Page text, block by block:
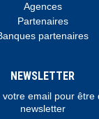
Agences
Partenaires
partenaires
NEWSLETTER
email pour être
newsletter